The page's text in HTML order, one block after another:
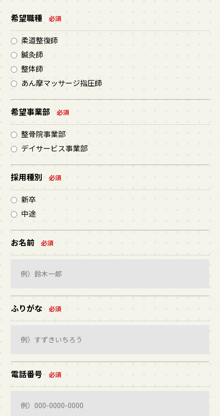
希望職種 必須
柔道整復師
鍼灸師
整体師
あん摩マッサージ指圧師
希望事業部 必須
整骨院事業部
デイサービス事業部
採用種別 必須
新卒
中途
お名前 必須
ふりがな 必須
電話番号 必須